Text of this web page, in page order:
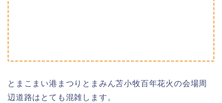
とまこまい港まつりとまみん苫小牧百年花火の会場周
辺道路はとても混雑します。